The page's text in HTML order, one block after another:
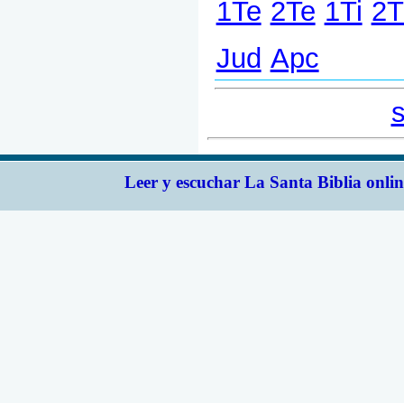
Leer y escuchar La Santa Biblia